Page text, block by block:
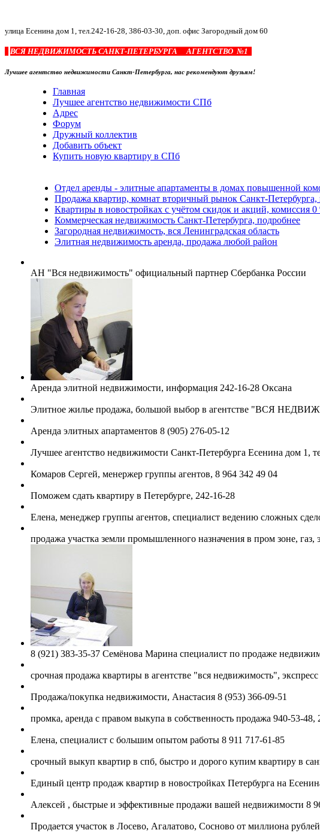
улица Есенина дом 1, тел.242-16-28, 386-03-30, доп. офис Загородный дом 60
ВСЯ НЕДВИЖИМОСТЬ САНКТ-ПЕТЕРБУРГА АГЕНТСТВО №1
Лучшее агентство недвижимости Санкт-Петербурга, нас рекомендуют друзьям!
Главная
Лучшее агентство недвижимости СПб
Адрес
Форум
Дружный коллектив
Добавить объект
Купить новую квартиру в СПб
Отдел аренды - элитные апартаменты в домах повышенной
Продажа квартир, комнат вторичный рынок Санкт-Петербурга,
Квартиры в новостройках с учётом скидок и акций, комиссия 0
Коммерческая недвижимость Санкт-Петербурга, подробнее
Загородная недвижимость, вся Ленинградская область
Элитная недвижимость аренда, продажа любой район
АН "Вся недвижимость" официальный партнер Сбербанка России
Аренда элитной недвижимости, информация 242-16-28 Оксана
Элитное жилье продажа, большой выбор в агентстве "ВСЯ
Аренда элитных апартаментов 8 (905) 276-05-12
Лучшее агентство недвижимости Санкт-Петербурга Есенина дом 1,
Комаров Сергей, менержер группы агентов, 8 964 342 49 04
Поможем сдать квартиру в Петербурге, 242-16-28
Елена, менеджер группы агентов, специалист ведению сложных
продажа участка земли промышленного назначения в пром зоне, газ,
8 (921) 383-35-37 Семёнова Марина специалист по продаже
срочная продажа квартиры в агентстве "вся недвижимость",
Продажа/покупка недвижимости, Анастасия 8 (953) 366-09-51
промка, аренда с правом выкупа в собственность продажа 940-53-48,
Елена, специалист с большим опытом работы 8 911 717-61-85
срочный выкуп квартир в спб, быстро и дорого купим квартиру в
Единый центр продаж квартир в новостройках Петербурга на
Алексей , быстрые и эффективные продажи вашей недвижимости 8
Продается участок в Лосево, Агалатово, Сосново от миллиона